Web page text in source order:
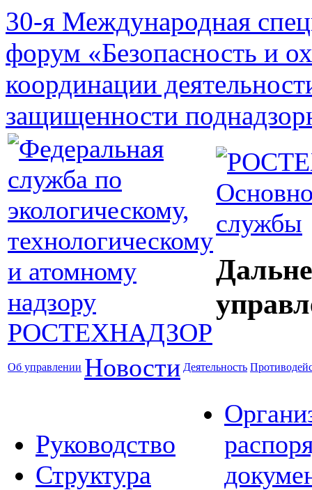
30-я Международная
форум «Безопасность и
координации
защищенности
службы
Об управлении Новости Деятельность
Руководство
Структура